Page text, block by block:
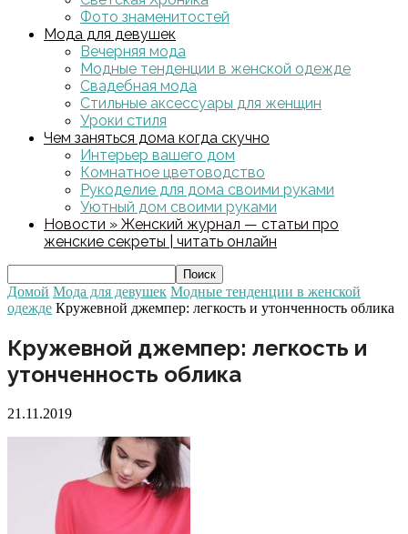
Фото знаменитостей
Мода для девушек
Вечерняя мода
Модные тенденции в женской одежде
Свадебная мода
Стильные аксессуары для женщин
Уроки стиля
Чем заняться дома когда скучно
Интерьер вашего дом
Комнатное цветоводство
Рукоделие для дома своими руками
Уютный дом своими руками
Новости » Женский журнал — статьи про
женские секреты | читать онлайн
Домой Мода для девушек Модные тенденции в женской
одежде Кружевной джемпер: легкость и утонченность облика
Кружевной джемпер: легкость и
утонченность облика
21.11.2019